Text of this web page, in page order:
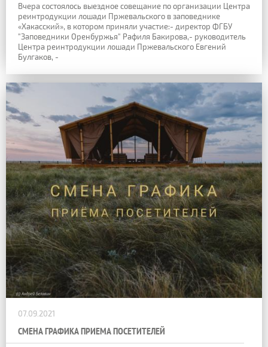
Вчера состоялось выездное совещание по организации Центра
реинтродукции лошади Пржевальского в заповеднике
«Хакасский», в котором приняли участие:- директор ФГБУ
"Заповедники Оренбуржья" Рафиля Бакирова,- руководитель
Центра реинтродукции лошади Пржевальского Евгений
Булгаков, -
07.09.2021
СМЕНА ГРАФИКА ПРИЕМА ПОСЕТИТЕЛЕЙ